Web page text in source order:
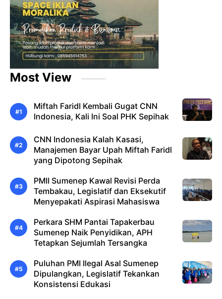
Most View
Miftah Faridl Kembali Gugat CNN
Indonesia, Kali Ini Soal PHK Sepihak
CNN Indonesia Kalah Kasasi,
Manajemen Bayar Upah Miftah Faridl
yang Dipotong Sepihak
PMII Sumenep Kawal Revisi Perda
Tembakau, Legislatif dan Eksekutif
Menyepakati Aspirasi Mahasiswa
Perkara SHM Pantai Tapakerbau
Sumenep Naik Penyidikan, APH
Tetapkan Sejumlah Tersangka
Puluhan PMI Ilegal Asal Sumenep
Dipulangkan, Legislatif Tekankan
Konsistensi Edukasi